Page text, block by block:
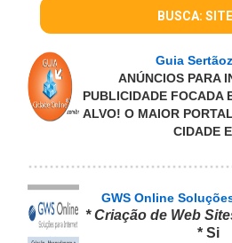
BUSCA:
Guia
ANÚNCIOS PARA
PUBLICIDADE FOCADA
ALVO! O MAIOR
CIDADE
GWS Online
* Criação de Web
* Si